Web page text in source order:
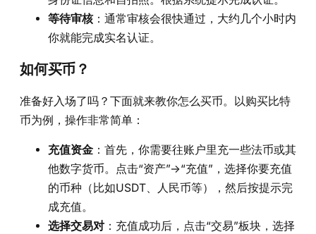
等待审核：通常审核会很快通过，大约几个小时内
你就能完成实名认证。
如何买币？
准备好入场了吗？下面就来教你怎么买币。以购买比特
币为例，操作非常简单：
充值资金 ：首先，你需要往账户里充一些法币或其
他数字货币。点击“资产”->“充值”，选择你要充值
的币种（比如USDT、人民币等），然后按提示完
成充值。
选择交易对 ：充值成功后，点击“交易”板块，选择